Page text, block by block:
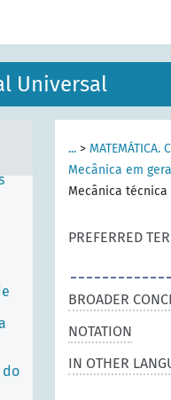
Universal
do
... > MATEMÁTICA.
Mecânica em
Mecânica técnica
PREFERRED
BROADER
NOTATION
IN OTHER